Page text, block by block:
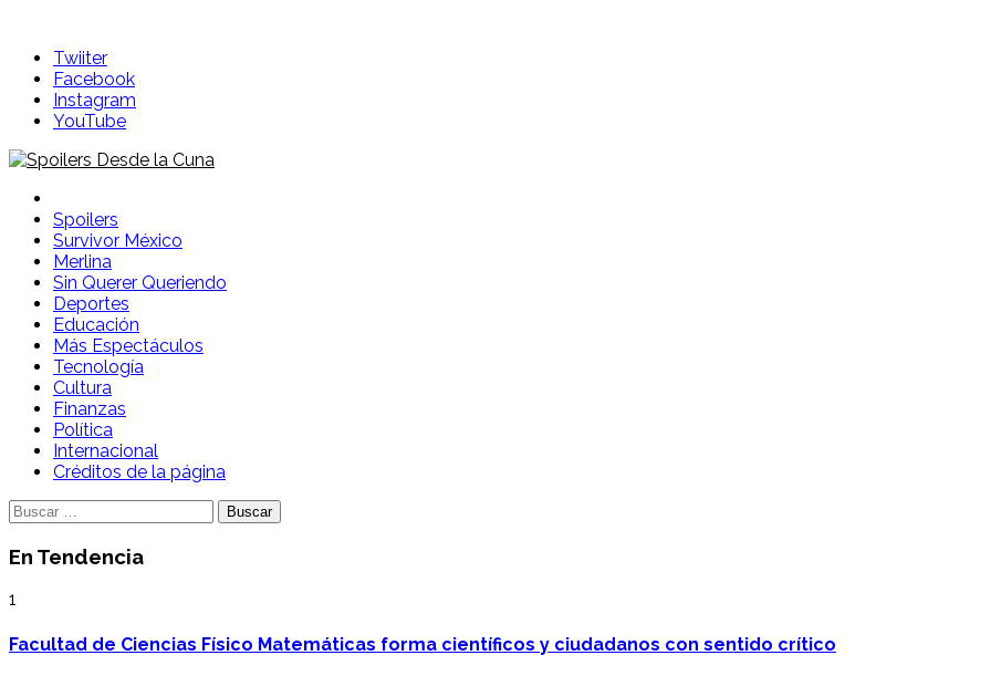
contentTwiiter
Facebook
Instagram
YouTube
Spoilers Desde la Cuna
Sitio con información sobre series, película, reality shows y telenovelas
Spoilers
Survivor México
Merlina
Sin Querer Queriendo
Deportes
Educación
Más Espectáculos
Tecnología
Cultura
Finanzas
Política
Internacional
Créditos de la página
Buscar:
En Tendencia
1
Facultad de Ciencias Físico Matemáticas forma científicos y ciudadanos con sentido crítico